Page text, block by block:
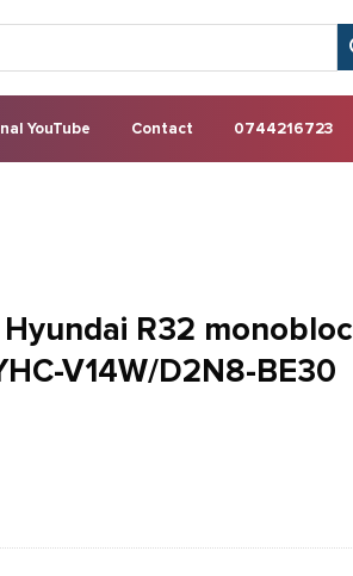
YouTube Contact 0744216723
R32 monobloc
V14W/D2N8-BE30